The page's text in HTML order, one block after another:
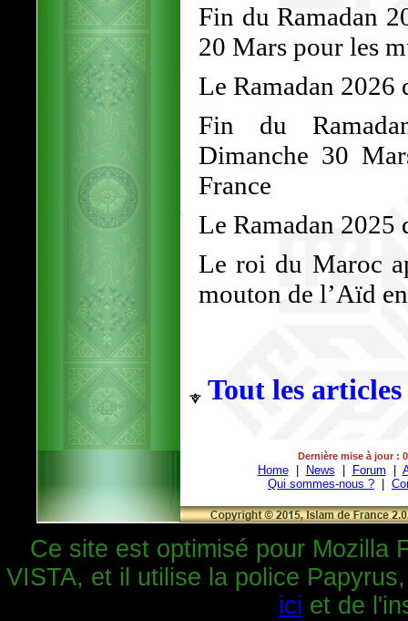
Fin du Ramadan
20 Mars pour les
Le Ramadan 2026
Fin du
Dimanche 30
France
Le Ramadan 2025
Le roi du Maroc
mouton de l’Aïd
Tout les articles
Dernière mise à jour :
Home| News Forum
Qui sommes-nous ?
Ce site est optimisé pour Mozilla
VISTA, et il utilise la police
ici et de